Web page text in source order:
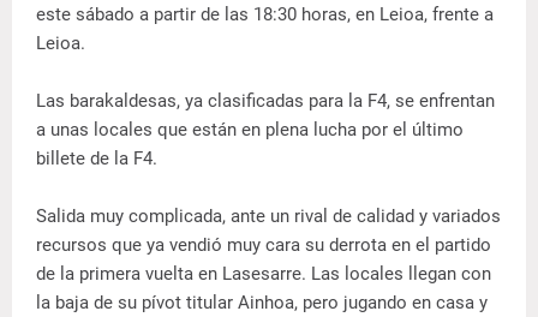
este sábado a partir de las 18:30 horas, en Leioa, frente a
Leioa.
Las barakaldesas, ya clasificadas para la F4, se enfrentan
a unas locales que están en plena lucha por el último
billete de la F4.
Salida muy complicada, ante un rival de calidad y variados
recursos que ya vendió muy cara su derrota en el partido
de la primera vuelta en Lasesarre. Las locales llegan con
la baja de su pívot titular Ainhoa, pero jugando en casa y